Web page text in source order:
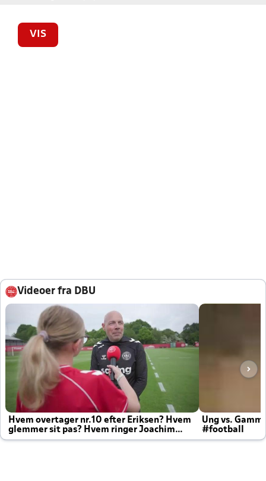
VIS
Videoer fra DBU
Hvem overtager nr.10 efter Eriksen? Hvem
glemmer sit pas? Hvem ringer Joachim
altid til efter kampe?
Ung vs.
#football